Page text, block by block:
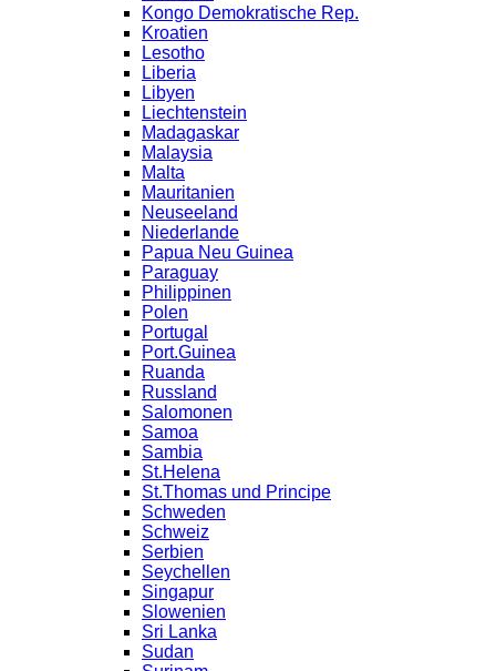
Kongo Demokratische Rep.
Kroatien
Lesotho
Liberia
Libyen
Liechtenstein
Madagaskar
Malaysia
Malta
Mauritanien
Neuseeland
Niederlande
Papua Neu Guinea
Paraguay
Philippinen
Polen
Portugal
Port.Guinea
Ruanda
Russland
Salomonen
Samoa
Sambia
St.Helena
St.Thomas und Principe
Schweden
Schweiz
Serbien
Seychellen
Singapur
Slowenien
Sri Lanka
Sudan